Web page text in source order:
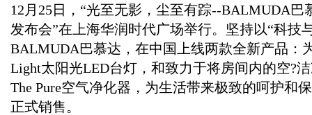
12月25日，“光至无影，尘至有踪--BALMUDA
发布会”在上海华润时代广场举行。坚持以“科技
BALMUDA巴慕达，在中国上线两款全新产品：
Light太阳光LED台灯，和致力于将房间内的空?
The Pure空气净化器，为生活带来极致的呵护和
正式销售。